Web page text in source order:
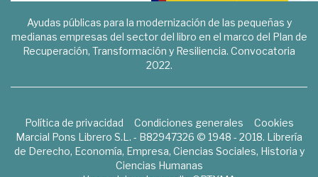
Ayudas públicas para la modernización de las pequeñas y
medianas empresas del sector del libro en el marco del Plan de
Recuperación, Transformación y Resiliencia. Convocatoria
2022.
Política de privacidad Condiciones generales
Cookies
Marcial Pons Librero S.L. - B82947326 © 1948 - 2018. Librería
de Derecho, Economía, Empresa, Ciencias Sociales, Historia y
Ciencias Humanas